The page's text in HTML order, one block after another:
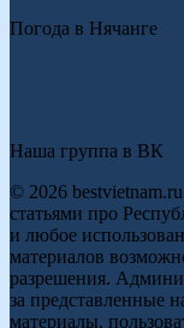
Погода в Нячанге
Наша группа в ВК
© 2026
статьями про
и любое
материалов
разрешения.
за представленные
материалы,